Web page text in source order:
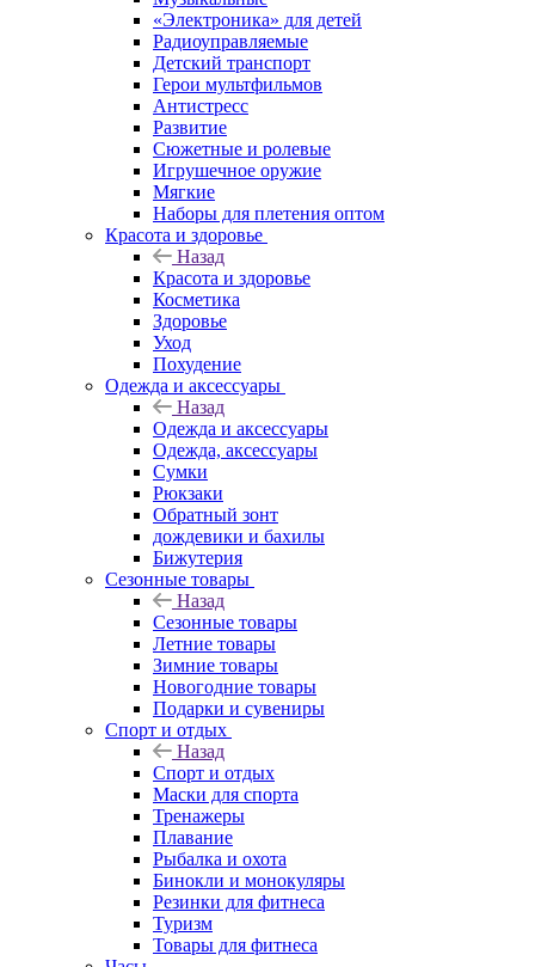
«Электроника» для детей
Радиоуправляемые
Детский транспорт
Герои мультфильмов
Антистресс
Развитие
Сюжетные и ролевые
Игрушечное оружие
Мягкие
Наборы для плетения оптом
Красота и здоровье
Назад
Красота и здоровье
Косметика
Здоровье
Уход
Похудение
Одежда и аксессуары
Назад
Одежда и аксессуары
Одежда, аксессуары
Сумки
Рюкзаки
Обратный зонт
дождевики и бахилы
Бижутерия
Сезонные товары
Назад
Сезонные товары
Летние товары
Зимние товары
Новогодние товары
Подарки и сувениры
Спорт и отдых
Назад
Спорт и отдых
Маски для спорта
Тренажеры
Плавание
Рыбалка и охота
Бинокли и монокуляры
Резинки для фитнеса
Туризм
Товары для фитнеса